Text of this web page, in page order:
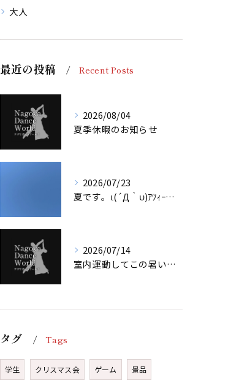
大人
最近の投稿 Recent Posts
2026/08/04
夏季休暇のお知らせ
2026/07/23
夏です。ι(´Д｀υ)ｱﾂｨｰ！！
2026/07/14
室内運動してこの暑い夏を乗り越えよう！！
タグ Tags
学生 クリスマス会 ゲーム 景品